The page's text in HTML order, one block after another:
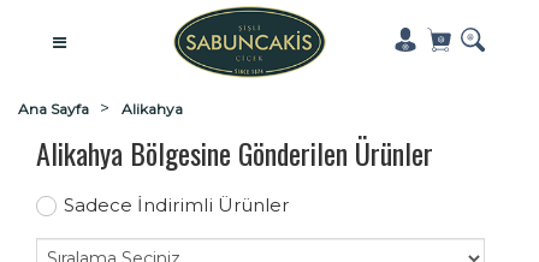
Ana Sayfa Alikahya
Alikahya Bölgesine Gönderilen Ürünler
Sadece İndirimli Ürünler